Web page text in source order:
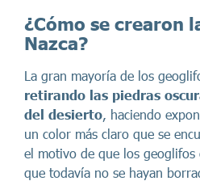
¿Cómo se crearon
Nazca?
La gran mayoría de los
retirando las piedras
del desierto , haciendo
un color más claro que se
el motivo de que los
que todavía no se hayan